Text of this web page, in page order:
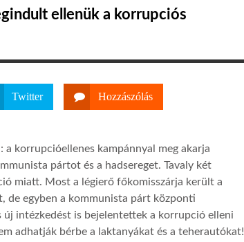
ellenük a korrupciós
Twitter Hozzászólás
a korrupcióellenes kampánnyal meg akarja
pártot és a hadsereget. Tavaly két
miatt. Most a légierő főkomisszárja került a
de egyben a kommunista párt központi
intézkedést is bejelentettek a korrupció elleni
adhatják bérbe a laktanyákat és a teherautókat!